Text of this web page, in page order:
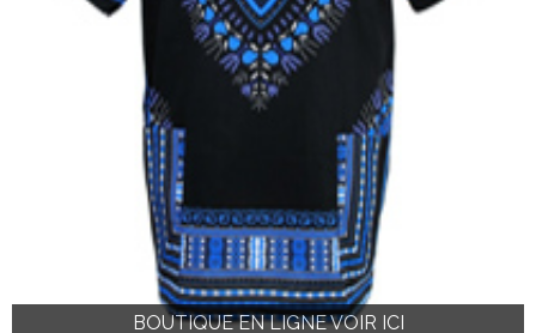
BOUTIQUE EN LIGNE VOIR ICI